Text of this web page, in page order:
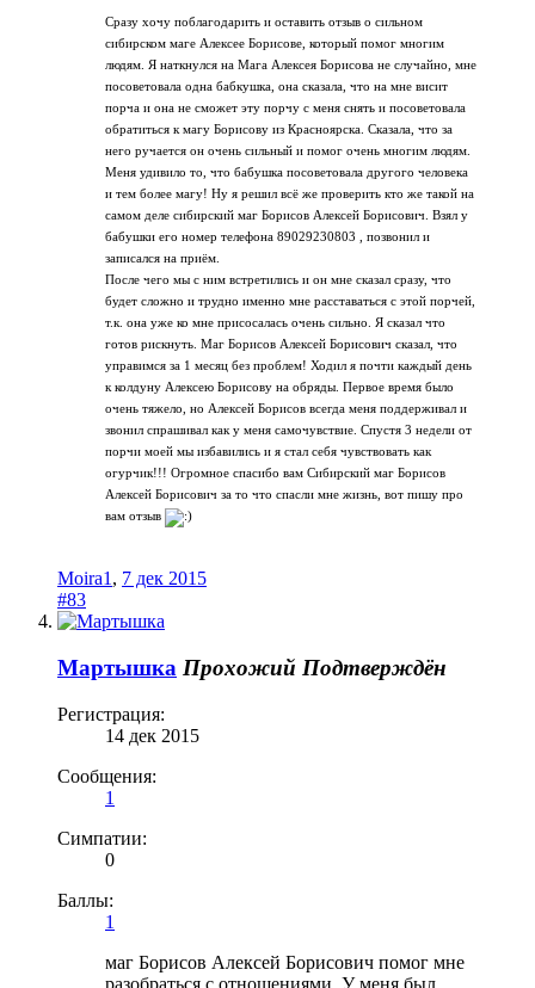
Сразу хочу поблагодарить и оставить отзыв о сильном
сибирском маге Алексее Борисове, который помог многим
людям. Я наткнулся на Мага Алексея Борисова не случайно, мне
посоветовала одна бабкушка, она сказала, что на мне висит
порча и она не сможет эту порчу с меня снять и посоветовала
обратиться к магу Борисову из Красноярска. Сказала, что за
него ручается он очень сильный и помог очень многим людям.
Меня удивило то, что бабушка посоветовала другого человека
и тем более магу! Ну я решил всё же проверить кто же такой на
самом деле сибирский маг Борисов Алексей Борисович. Взял у
бабушки его номер телефона 89029230803 , позвонил и
записался на приём.
После чего мы с ним встретились и он мне сказал сразу, что
будет сложно и трудно именно мне расставаться с этой порчей,
т.к. она уже ко мне присосалась очень сильно. Я сказал что
готов рискнуть. Маг Борисов Алексей Борисович сказал, что
управимся за 1 месяц без проблем! Ходил я почти каждый день
к колдуну Алексею Борисову на обряды. Первое время было
очень тяжело, но Алексей Борисов всегда меня поддерживал и
звонил спрашивал как у меня самочувствие. Спустя 3 недели от
порчи моей мы избавились и я стал себя чувствовать как
огурчик!!! Огромное спасибо вам Сибирский маг Борисов
Алексей Борисович за то что спасли мне жизнь, вот пишу про
вам отзыв
Moira1 , 7 дек 2015
#83
Мартышка Прохожий Подтверждён
Регистрация:
14 дек 2015
Сообщения:
1
Симпатии:
0
Баллы:
1
маг Борисов Алексей Борисович помог мне
разобраться с отношениями. У меня был